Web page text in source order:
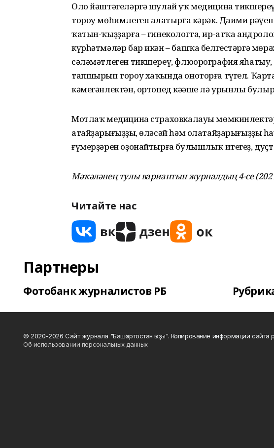
Оло йәштәгеләргә шулай уҡ медицина
тороу мөһимлеген аңлатырға кәрәк. Даими
ҡатын-ҡыҙҙарға – гинекологта, ир-атҡа
күрһәтмәләр бар икән – башҡа белгестәргә
сәләмәтлеген тикшереү, флюорография
тапшырып тороу хаҡында оноторға түгел.
кәмегәнлектән, ортопед кәңәше лә урынлы
Мотлаҡ медицина страховкалауы
атайҙарығыҙҙың, өләсәй һәм
ғүмерҙәрен оҙонайтырға булышлыҡ итегеҙ,
Мәҡәләнең тулы вариантын журналдың 4-се
Читайте нас
Партнеры
Фотобанк журналистов РБ
© 2020-2026 Сайт журнала "Башҡортостан ҡыҙы". Копирование информации
Об использовании персональных данных